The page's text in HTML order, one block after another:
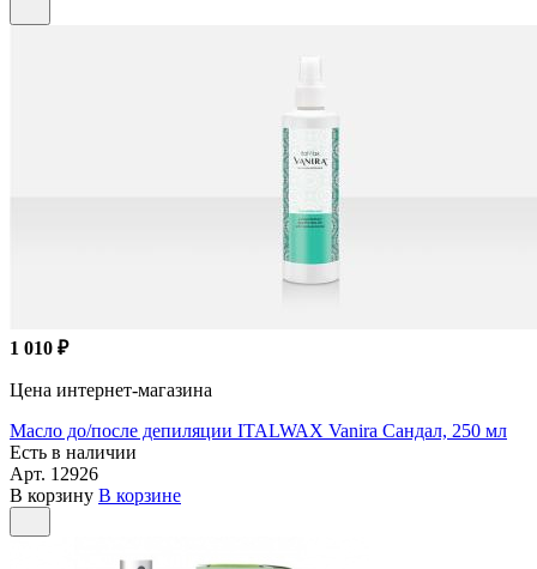
1 010 ₽
Цена интернет-магазина
Масло до/после депиляции ITALWAX Vanira Сандал, 250 мл
Есть в наличии
Арт. 12926
В корзину В корзине